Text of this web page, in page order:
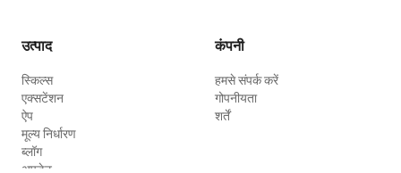
उत्पाद
स्किल्स
एक्सटेंशन
ऐप
मूल्य निर्धारण
ब्लॉग
अपडेट
कंपनी
हमसे संपर्क करें
गोपनीयता
शर्तें